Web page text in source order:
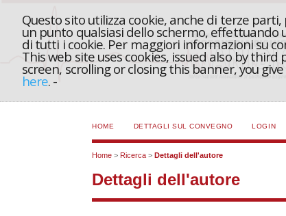
Questo sito utilizza cookie, anche di terze
un punto qualsiasi dello schermo, effettuando
di tutti i cookie. Per maggiori informazioni su
This web site uses cookies, issued also by
screen, scrolling or closing this banner, you
here. -
HOME DETTAGLI SUL CONVEGNO LOGIN
Home > Ricerca >Dettagli dell'autore
Dettagli dell'autore